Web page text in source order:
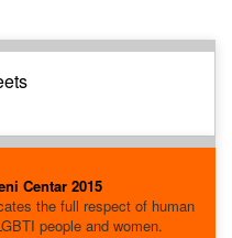
Centar 2015
the full respect of human
people and women.